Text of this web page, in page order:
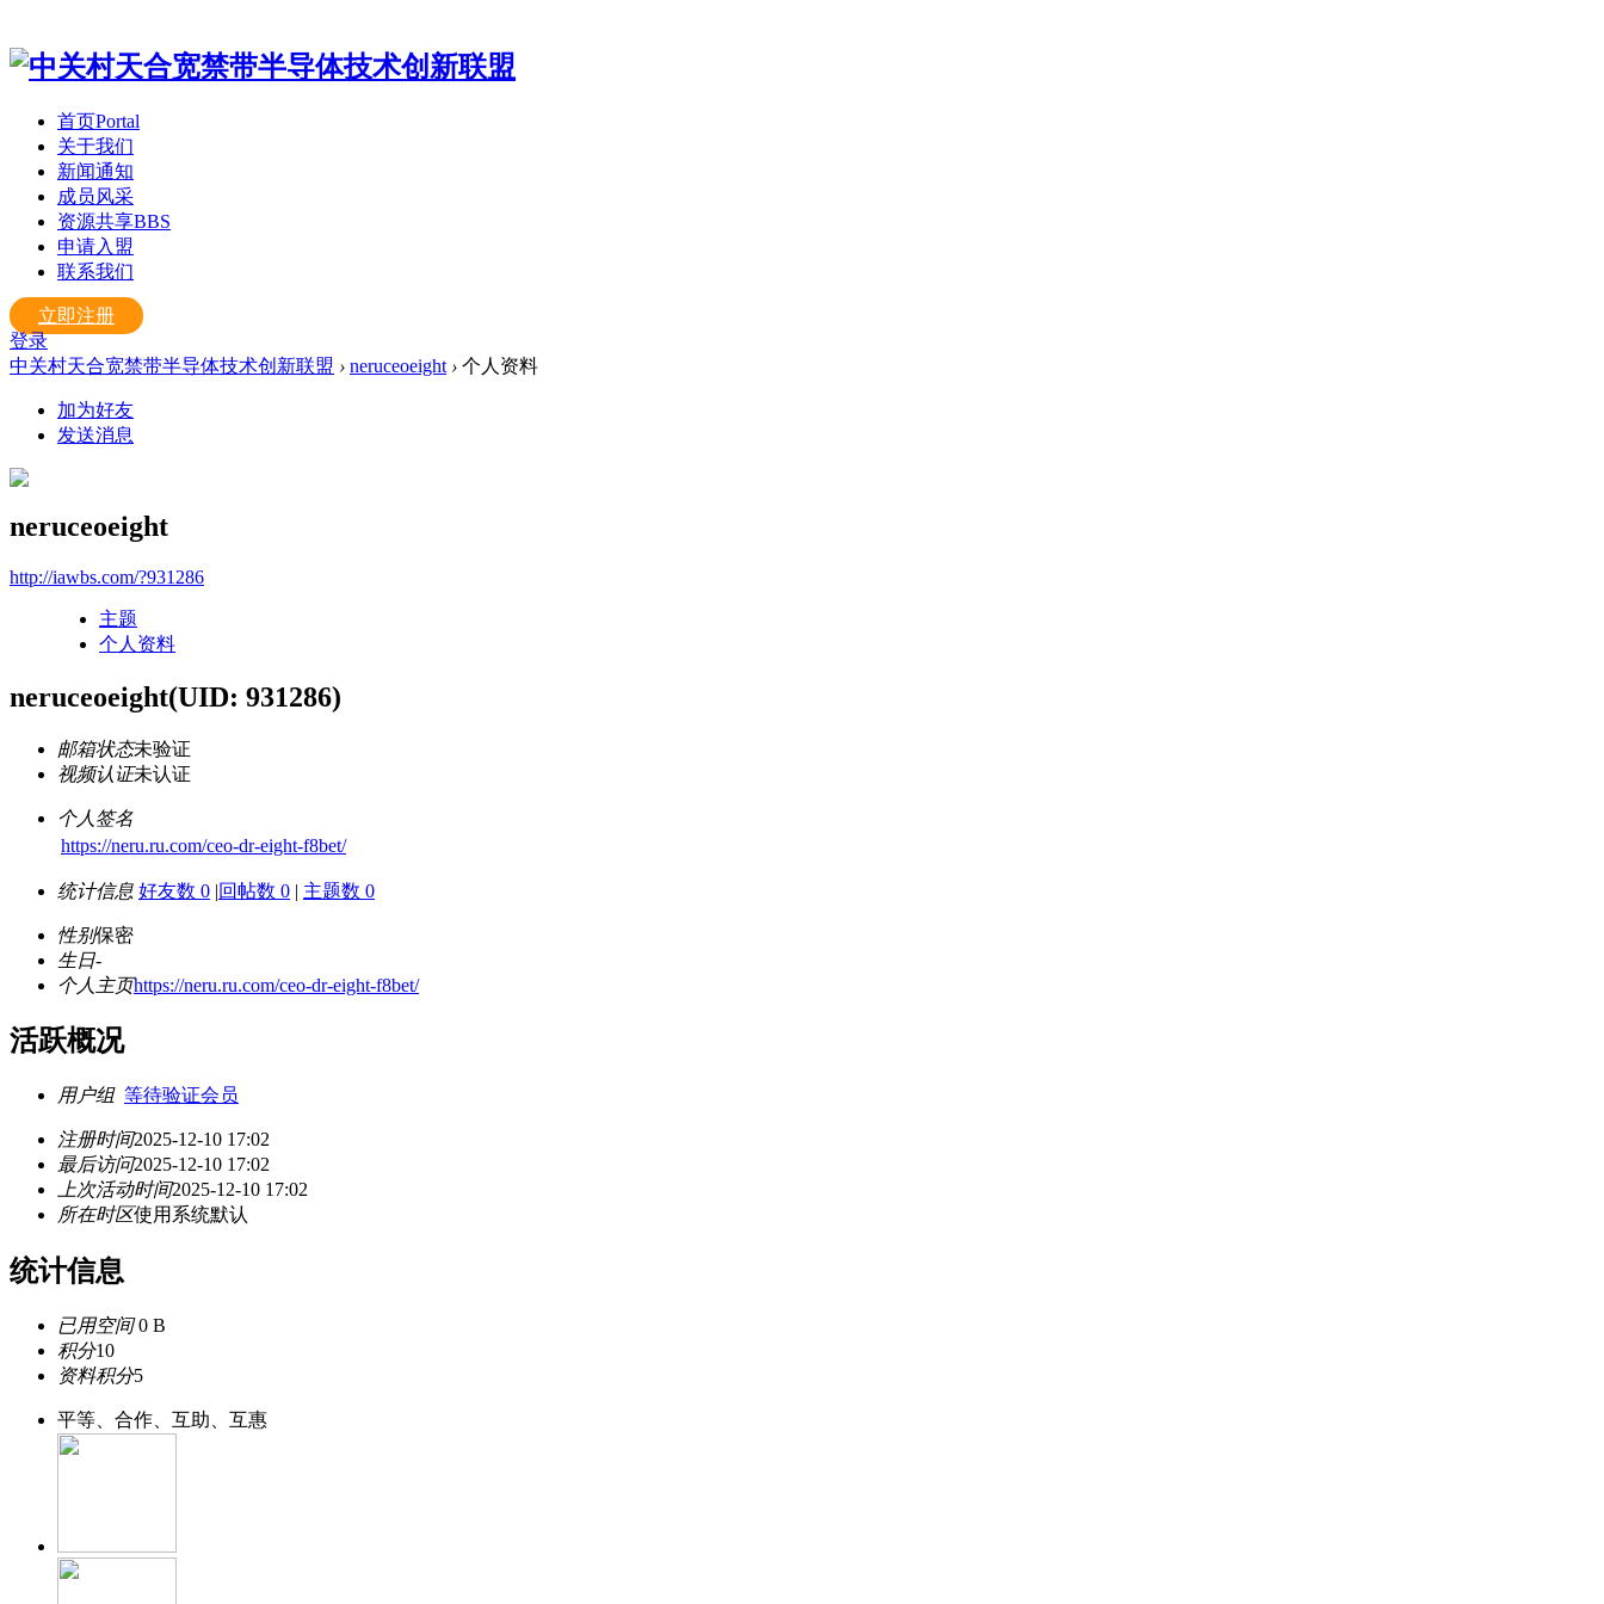
首页Portal
关于我们
新闻通知
成员风采
资源共享BBS
申请入盟
联系我们
立即注册
登录
中关村天合宽禁带半导体技术创新联盟 › neruceoeight › 个人资料
加为好友
发送消息
neruceoeight
http://iawbs.com/?931286
主题
个人资料
neruceoeight(UID: 931286)
邮箱状态未验证
视频认证未认证
个人签名
https://neru.ru.com/ceo-dr-eight-f8bet/
统计信息 好友数 0 |回帖数 0 | 主题数 0
性别保密
生日-
个人主页https://neru.ru.com/ceo-dr-eight-f8bet/
活跃概况
用户组 等待验证会员
注册时间2025-12-10 17:02
最后访问2025-12-10 17:02
上次活动时间2025-12-10 17:02
所在时区使用系统默认
统计信息
已用空间0 B
积分10
资料积分5
平等、合作、互助、互惠